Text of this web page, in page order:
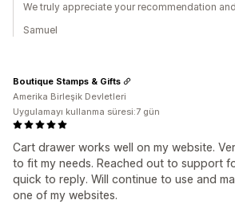
We truly appreciate your recommendation
Samuel
Cart drawer works well on my website.
to fit my needs. Reached out to support
quick to reply. Will continue to use and
one of my websites.
Boutique Stamps & Gifts
Amerika Birleşik Devletleri
Uygulamayı kullanma süresi:7 gün